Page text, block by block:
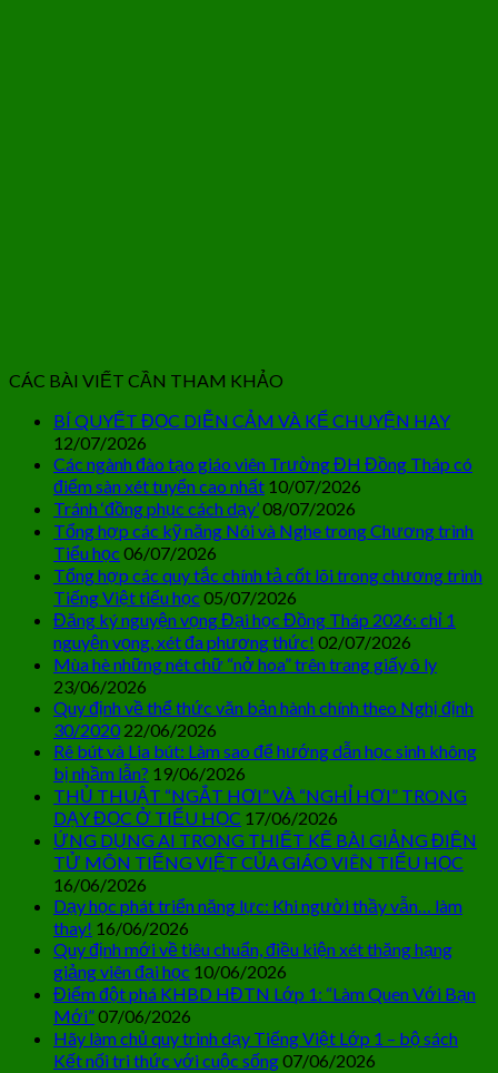
CÁC BÀI VIẾT CẦN THAM KHẢO
BÍ QUYẾT ĐỌC DIỄN CẢM VÀ KỂ CHUYỆN HAY
12/07/2026
Các ngành đào tạo giáo viên Trường ĐH Đồng Tháp có
điểm sàn xét tuyển cao nhất 10/07/2026
Tránh ‘đồng phục cách dạy’08/07/2026
Tổng hợp các kỹ năng Nói và Nghe trong Chương trình
Tiểu học 06/07/2026
Tổng hợp các quy tắc chính tả cốt lõi trong chương trình
Tiếng Việt tiểu học 05/07/2026
Đăng ký nguyện vọng Đại học Đồng Tháp 2026: chỉ 1
nguyện vọng, xét đa phương thức! 02/07/2026
Mùa hè những nét chữ “nở hoa” trên trang giấy ô ly
23/06/2026
Quy định về thể thức văn bản hành chính theo Nghị định
30/2020 22/06/2026
Rê bút và Lia bút: Làm sao để hướng dẫn học sinh không
bị nhầm lẫn? 19/06/2026
THỦ THUẬT “NGẮT HƠI” VÀ “NGHỈ HƠI” TRONG
DẠY ĐỌC Ở TIỂU HỌC 17/06/2026
ỨNG DỤNG AI TRONG THIẾT KẾ BÀI GIẢNG ĐIỆN
TỬ MÔN TIẾNG VIỆT CỦA GIÁO VIÊN TIỂU HỌC
16/06/2026
Dạy học phát triển năng lực: Khi người thầy vẫn… làm
thay! 16/06/2026
Quy định mới về tiêu chuẩn, điều kiện xét thăng hạng
giảng viên đại học 10/06/2026
Điểm đột phá KHBD HĐTN Lớp 1: “Làm Quen Với Bạn
Mới”07/06/2026
Hãy làm chủ quy trình dạy Tiếng Việt Lớp 1 – bộ sách
Kết nối tri thức với cuộc sống07/06/2026